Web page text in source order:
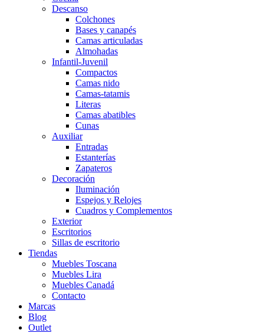
Descanso
Colchones
Bases y canapés
Camas articuladas
Almohadas
Infantil-Juvenil
Compactos
Camas nido
Camas-tatamis
Literas
Camas abatibles
Cunas
Auxiliar
Entradas
Estanterías
Zapateros
Decoración
Iluminación
Espejos y Relojes
Cuadros y Complementos
Exterior
Escritorios
Sillas de escritorio
Tiendas
Muebles Toscana
Muebles Lira
Muebles Canadá
Contacto
Marcas
Blog
Outlet